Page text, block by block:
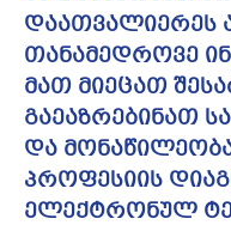
დაათვალიერეს
თანამედროვე
მათ მიეცათ
გაეაზრებინათ
და
პროფესიის
ელექტრონულ